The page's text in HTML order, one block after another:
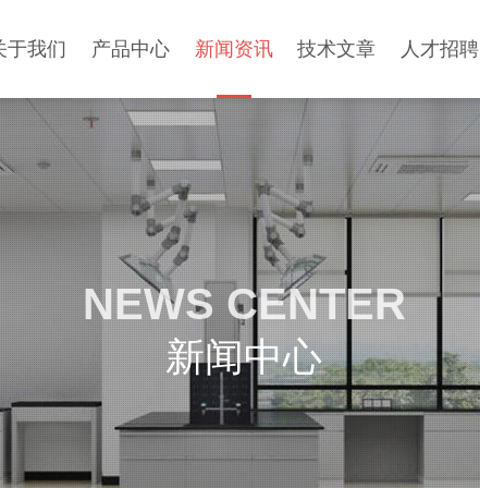
于我们 产品中心 新闻资讯 技术文章 人才招聘
NEWS CENTER
新闻中心